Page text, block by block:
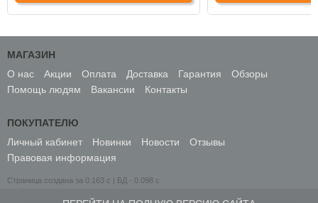
МАГАЗИН
О нас
Акции Оплата Доставка Гарантия
Обзоры
Помощь людям
Вакансии Контакты
ПОКУПАТЕЛЮ
Личный кабинет
Новинки Новости
Отзывы
Правовая информация
Страница создана за 0.163 с | БД - 0.098 с